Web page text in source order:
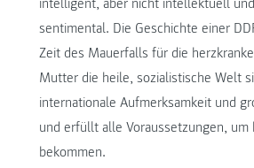
sentimental. Die Geschichte einer
Zeit des Mauerfalls für die
Mutter die heile, sozialistische Welt
internationale Aufmerksamkeit und
und erfüllt alle Voraussetzungen, um
bekommen.